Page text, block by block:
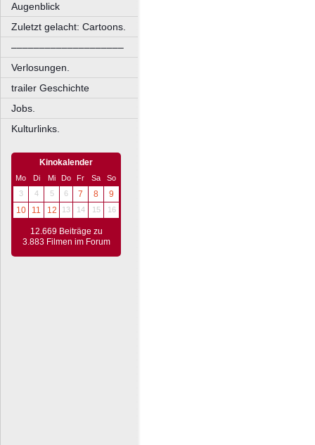
Augenblick
Zuletzt gelacht: Cartoons.
––––––––––––––––––––
Verlosungen.
trailer Geschichte
Jobs.
Kulturlinks.
Kinokalender
Mo Di Mi Do Fr Sa
So
3
4 5 6 7 8
9
10
11 12 13 14 15 16
12.669 Beiträge zu
3.883 Filmen im Forum